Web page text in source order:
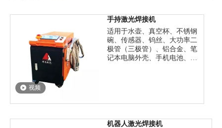
视频
手持激光焊接机
适用于水壶、真空杯、不锈钢
碗、传感器、钨丝、大功率二
极管（三极管）、铝合金、笔
记本电脑外壳、手机电池、门
垂直轨迹。
价格：68000-156000
机器人激光焊接机